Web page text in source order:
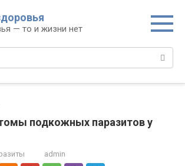
— то и жизни нет
подкожных паразитов у
admin